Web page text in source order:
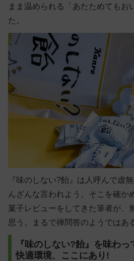
まま温められる「あたためてもお
た。
『味のしない?飴』は人呼んで虚
んざんな言われよう。そこを確か
菓子レビューをしてきた筆者が、
思う。まるで禅問答のようではあ
『味のしない?飴』を味わ
快適環境、ここにあり!